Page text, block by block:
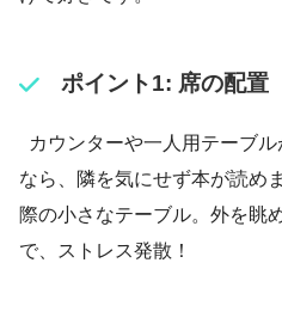
ポイント1: 席の配置
カウンターや一人用テーブ
なら、隣を気にせず本が読め
際の小さなテーブル。外を眺
で、ストレス発散！